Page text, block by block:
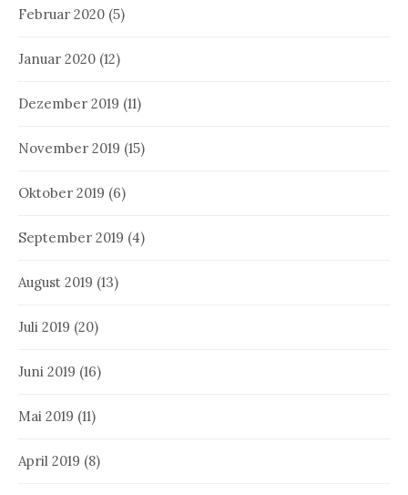
Februar 2020 (5)
Januar 2020 (12)
Dezember 2019 (11)
November 2019 (15)
Oktober 2019 (6)
September 2019 (4)
August 2019 (13)
Juli 2019 (20)
Juni 2019 (16)
Mai 2019 (11)
April 2019 (8)